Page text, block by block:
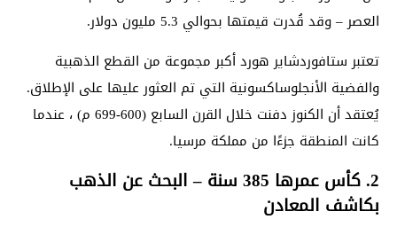
العصر – وقد قُدرت قيمتها بحوالي 5.3 مليون دولار.
تعتبر ستافوردشاير هورد أكبر مجموعة من القطع الذهبية
والفضية الأنجلوساكسونية التي تم العثور عليها على الإطلاق.
يُعتقد أن الكنوز دفنت خلال القرن السابع (600-699 م) ، عندما
كانت المنطقة جزءًا من مملكة مرسيا.
2. كأس ​​عمرها 385 سنة – البحث عن الذهب
بكاشف المعادن